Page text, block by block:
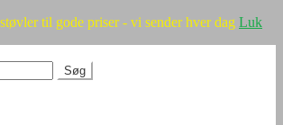
til gode priser - vi sender hver dag Luk
Søg